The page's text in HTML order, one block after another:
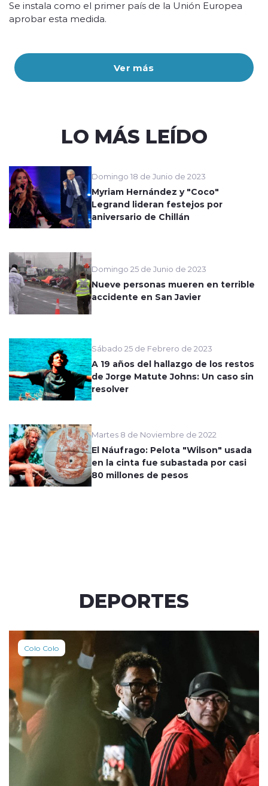
Ver más
Se instala como el primer país de la Unión Europea
aprobar esta medida.
LO MÁS LEÍDO
Domingo 18 de Junio de 2023
Myriam Hernández y "Coco"
Legrand lideran festejos por
aniversario de Chillán
Domingo 25 de Junio de 2023
Nueve personas mueren en terrible
accidente en San Javier
Sábado 25 de Febrero de 2023
A 19 años del hallazgo de los restos
de Jorge Matute Johns: Un caso sin
resolver
Martes 8 de Noviembre de 2022
El Náufrago: Pelota "Wilson" usada
en la cinta fue subastada por casi
80 millones de pesos
DEPORTES
Colo Colo